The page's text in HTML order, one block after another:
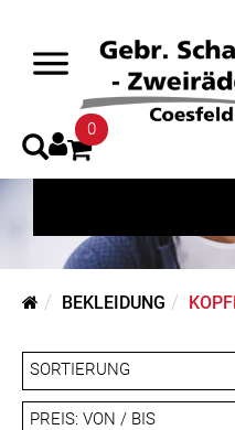
0
BEKLEIDUNG
SORTIERUNG
PREIS: VON / BIS